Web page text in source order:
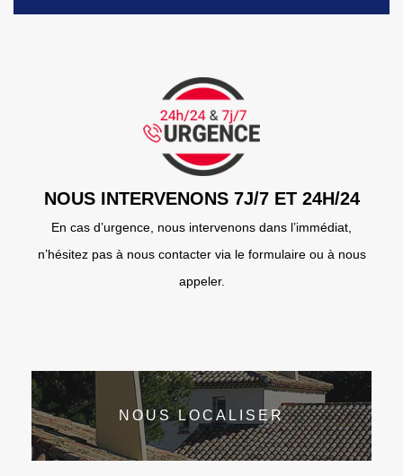
NOUS INTERVENONS 7J/7 ET 24H/24
En cas d’urgence, nous intervenons dans l’immédiat,
n’hésitez pas à nous contacter via le formulaire ou à nous
appeler.
NOUS LOCALISER